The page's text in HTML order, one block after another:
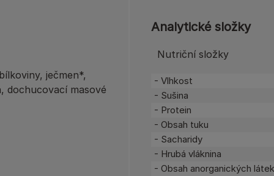
ječmen*,
dochucovací masové
Analytické složky
Nutriční složky
- Vlhkost
- Sušina
- Protein
- Obsah tuku
- Sacharidy
- Hrubá vláknina
- Obsah anorganických látek